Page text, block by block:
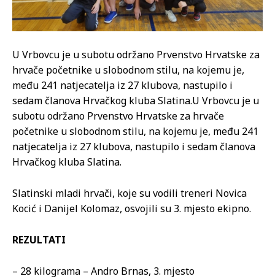
U Vrbovcu je u subotu održano Prvenstvo Hrvatske za
hrvače početnike u slobodnom stilu, na kojemu je,
među 241 natjecatelja iz 27 klubova, nastupilo i
sedam članova Hrvačkog kluba Slatina.U Vrbovcu je u
subotu održano Prvenstvo Hrvatske za hrvače
početnike u slobodnom stilu, na kojemu je, među 241
natjecatelja iz 27 klubova, nastupilo i sedam članova
Hrvačkog kluba Slatina.
Slatinski mladi hrvači, koje su vodili treneri Novica
Kocić i Danijel Kolomaz, osvojili su 3. mjesto ekipno.
REZULTATI
– 28 kilograma – Andro Brnas, 3. mjesto